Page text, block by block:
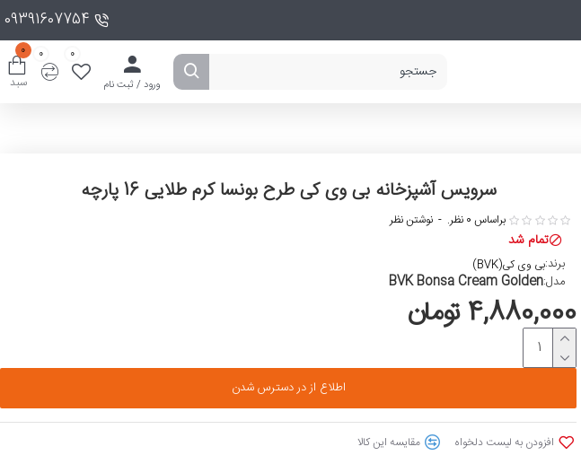
09391607754
ورود / ثبت نام
0
0
سبد
0
سرویس آشپزخانه بی وی کی طرح بونسا کرم طلایی 16 پارچه
تمام شد
برند:بی وی کی(BVK)
مدل:BVK Bonsa Cream Golden
براساس 0 نظر. - نوشتن نظر
4,880,000 تومان
اطلاع از در دسترس شدن
افزودن به لیست دلخواه مقایسه این کالا